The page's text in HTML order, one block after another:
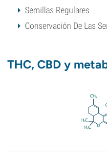
Semillas Regulares
Conservación De Las
THC, CBD y